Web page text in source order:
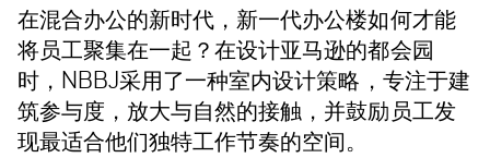
在混合办公的新时代，新一代办公楼如何才能
将员工聚集在一起？在设计亚马逊的都会园
时，NBBJ采用了一种室内设计策略，专注于建
筑参与度，放大与自然的接触，并鼓励员工发
现最适合他们独特工作节奏的空间。